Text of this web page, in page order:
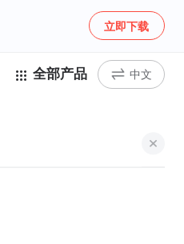
立即下载
全部产品 中文